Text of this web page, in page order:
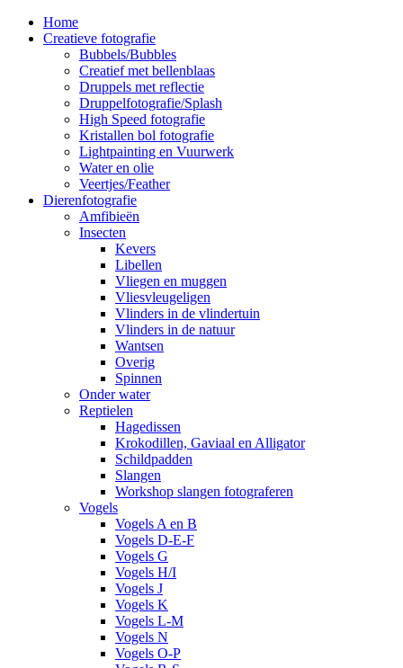
Home
Creatieve fotografie
Bubbels/Bubbles
Creatief met bellenblaas
Druppels met reflectie
Druppelfotografie/Splash
High Speed fotografie
Kristallen bol fotografie
Lightpainting en Vuurwerk
Water en olie
Veertjes/Feather
Dierenfotografie
Amfibieën
Insecten
Kevers
Libellen
Vliegen en muggen
Vliesvleugeligen
Vlinders in de vlindertuin
Vlinders in de natuur
Wantsen
Overig
Spinnen
Onder water
Reptielen
Hagedissen
Krokodillen, Gaviaal en Alligator
Schildpadden
Slangen
Workshop slangen fotograferen
Vogels
Vogels A en B
Vogels D-E-F
Vogels G
Vogels H/I
Vogels J
Vogels K
Vogels L-M
Vogels N
Vogels O-P